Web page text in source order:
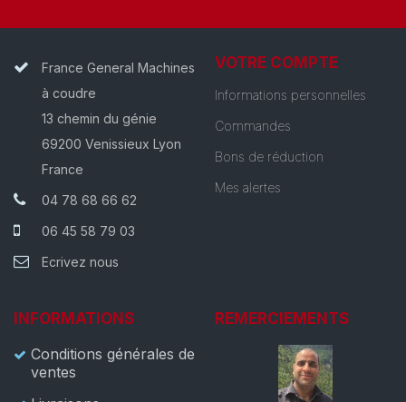
France General Machines
à coudre
13 chemin du génie
69200 Venissieux Lyon
France
04 78 68 66 62
06 45 58 79 03
Ecrivez nous
VOTRE COMPTE
Informations personnelles
Commandes
Bons de réduction
Mes alertes
INFORMATIONS
Conditions générales de
ventes
REMERCIEMENTS